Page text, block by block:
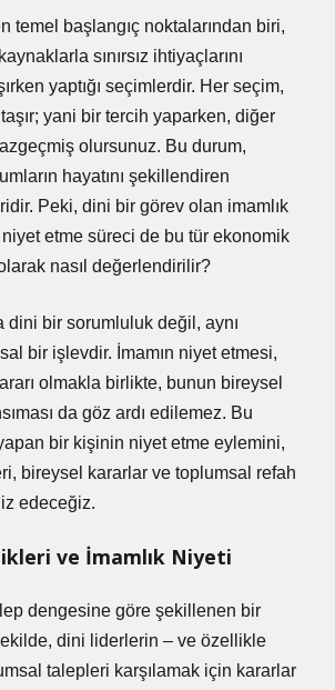
temel başlangıç noktalarından biri,
sınırsız ihtiyaçlarını
yaptığı seçimlerdir. Her seçim,
yani bir tercih yaparken, diğer
olursunuz. Bu durum,
hayatını şekillendiren
Peki, dini bir görev olan imamlık
etme süreci de bu tür ekonomik
nasıl değerlendirilir?
dini bir sorumluluk değil, aynı
bir işlevdir. İmamın niyet etmesi,
olmakla birlikte, bunun bireysel
da göz ardı edilemez. Bu
bir kişinin niyet etme eylemini,
bireysel kararlar ve toplumsal refah
edeceğiz.
ve İmamlık Niyeti
dengesine göre şekillenen bir
dini liderlerin – ve özellikle
talepleri karşılamak için kararlar